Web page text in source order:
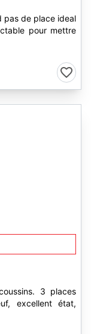
pas de place ideal
pour mettre
3 places
excellent état,